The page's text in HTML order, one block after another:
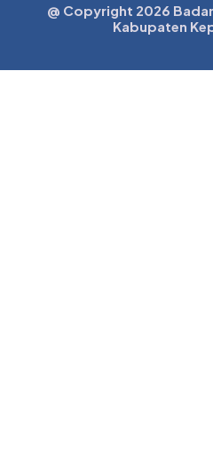
@ Copyright 2026
Kabupaten